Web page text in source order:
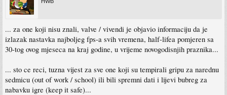
... za one koji nisu znali, valve / vivendi je objavio informaciju da je
izlazak nastavka najboljeg fps-a svih vremena, half-lifea pomjeren sa
30-tog ovog mjeseca na kraj godine, u vrijeme novogodisnjih praznika...
... sto ce reci, tuzna vijest za sve one koji su tempirali gripu za narednu
sedmicu (out of work / school) ili bili spremni dati i lijevi bubreg za
nabavku igre (keep it safe)...